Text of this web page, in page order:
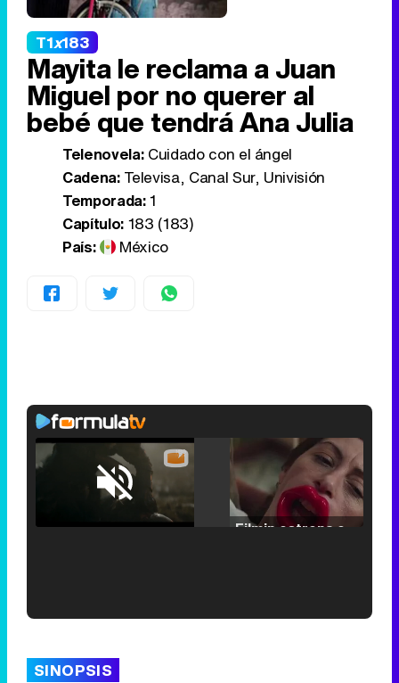
T1x183
Mayita le reclama a Juan
Miguel por no querer al
bebé que tendrá Ana Julia
Telenovela:Cuidado con el ángel
Cadena:Televisa, Canal Sur, Univisión
Temporada:1
Capítulo:183 (183)
País:
México
Unmute /
SINOPSIS